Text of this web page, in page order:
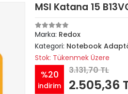
MSI Katana 15
Marka: Redox
Kategori: Notebook
Stok: Tükenmek Üzere
%20
indirim
3.131,70 TL
2.505,36